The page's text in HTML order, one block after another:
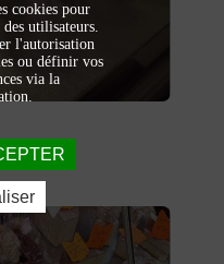
une fraîcheur
cookies pour
utilisateurs.
l'autorisation
ou définir vos
via la